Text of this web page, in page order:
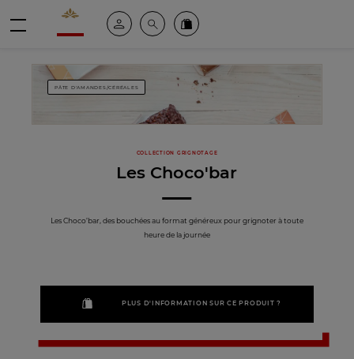
Valrhona - Imaginons le meilleur du chocolat
Espace clientRechercheCommandez en ligne
PÂTE D'AMANDES/CÉRÉALES
COLLECTION GRIGNOTAGE
Les Choco'bar
Les Choco’bar, des bouchées au format généreux pour grignoter à toute
heure de la journée
PLUS D'INFORMATION SUR CE PRODUIT ?